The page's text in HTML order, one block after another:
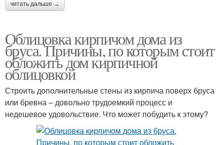
читать дальше →
Облицовка кирпичом дома из
бруса. Причины, по которым стоит
обложить дом кирпичной
облицовкой
Строить дополнительные стены из кирпича поверх бруса
или бревна – довольно трудоемкий процесс и
недешевое удовольствие. Что может побудить к этому?